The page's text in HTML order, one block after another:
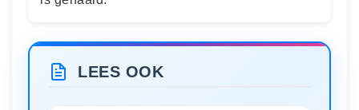
LEES OOK